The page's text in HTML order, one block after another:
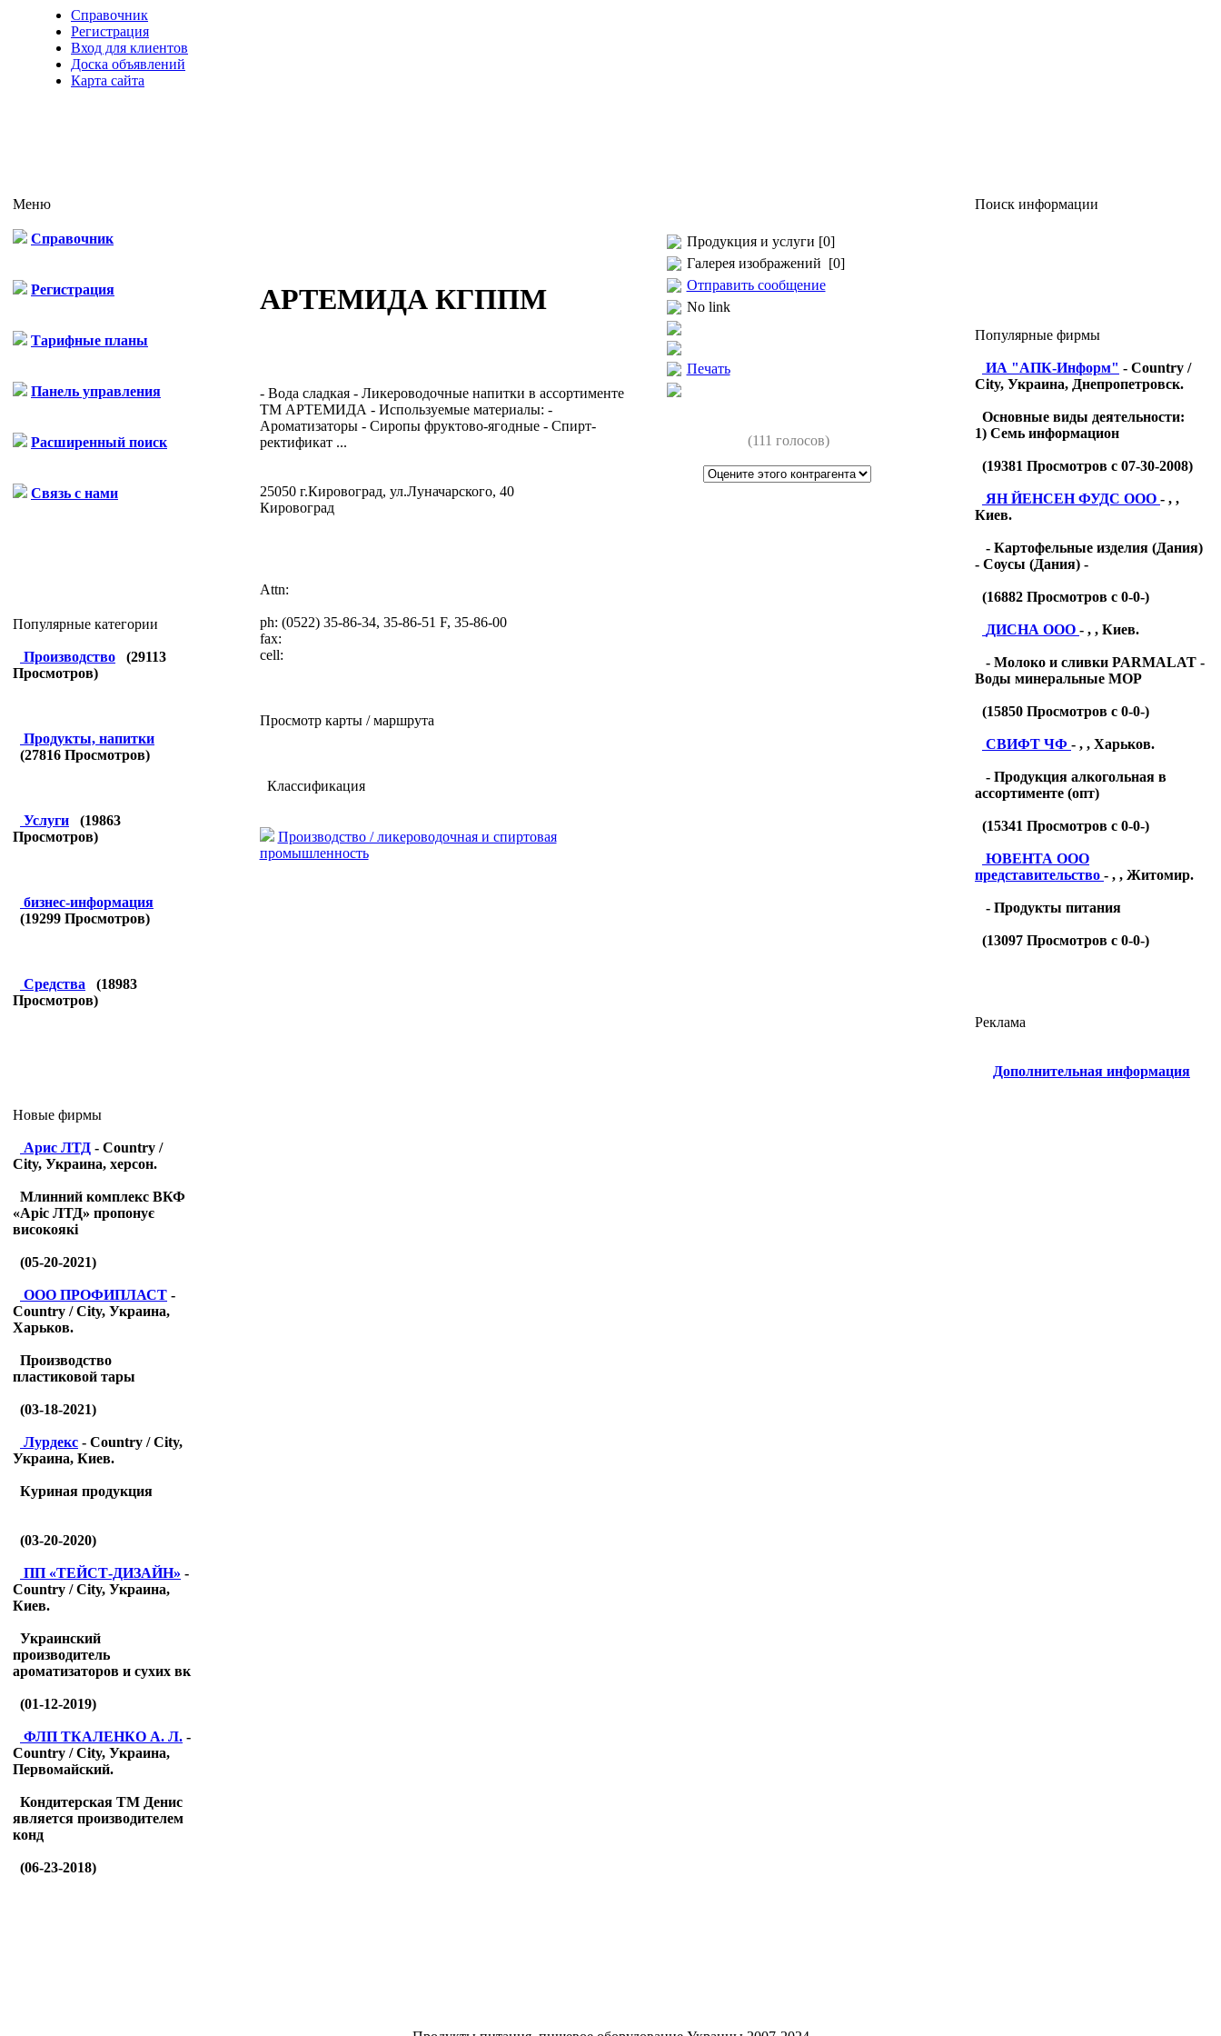
Справочник
Регистрация
Вход для клиентов
Доска объявлений
Карта сайта
Меню
Справочник
Регистрация
Тарифные планы
Панель управления
Расширенный поиск
Связь с нами
Популярные категории
Производство (29113
Просмотров)
Продукты, напитки
(27816 Просмотров)
Услуги (19863
Просмотров)
бизнес-информация
(19299 Просмотров)
Средства (18983
Просмотров)
Новые фирмы
Арис ЛТД - Country /
City, Украина, херсон.
Млинний комплекс ВКФ
«Аріс ЛТД» пропонує
високоякі
(05-20-2021)
ООО ПРОФИПЛАСТ -
Country / City, Украина,
Харьков.
Производство
пластиковой тары
(03-18-2021)
Лурдекс - Country / City,
Украина, Киев.
Куриная продукция
(03-20-2020)
ПП «ТЕЙСТ-ДИЗАЙН» -
Country / City, Украина,
Киев.
Украинский
производитель
ароматизаторов и сухих вк
(01-12-2019)
ФЛП ТКАЛЕНКО А. Л. -
Country / City, Украина,
Первомайский.
Кондитерская ТМ Денис
является производителем
конд
(06-23-2018)
АРТЕМИДА КГППМ
- Вода сладкая - Ликероводочные напитки в ассортименте
ТМ АРТЕМИДА - Используемые материалы: -
Ароматизаторы - Сиропы фруктово-ягодные - Спирт-
ректификат ...
25050 г.Кировоград, ул.Луначарского, 40
Кировоград
Attn:
ph: (0522) 35-86-34, 35-86-51 F, 35-86-00
fax:
cell:
Просмотр карты / маршрута
Классификация
Производство / ликероводочная и спиртовая
промышленность
Продукция и услуги [0]
Галерея изображений [0]
Отправить сообщение
No link
Печать
(111 голосов)
Поиск информации
Популярные фирмы
ИА "АПК-Информ" - Country /
City, Украина, Днепропетровск.
Основные виды деятельности:
1) Семь информацион
(19381 Просмотров с 07-30-2008)
ЯН ЙЕНСЕН ФУДС ООО - , ,
Киев.
- Картофельные изделия (Дания)
- Соусы (Дания) -
(16882 Просмотров с 0-0-)
ДИСНА ООО - , , Киев.
- Молоко и сливки PARMALAT -
Воды минеральные МОР
(15850 Просмотров с 0-0-)
СВИФТ ЧФ - , , Харьков.
- Продукция алкогольная в
ассортименте (опт)
(15341 Просмотров с 0-0-)
ЮВЕНТА ООО
представительство - , , Житомир.
- Продукты питания
(13097 Просмотров с 0-0-)
Реклама
Дополнительная информация